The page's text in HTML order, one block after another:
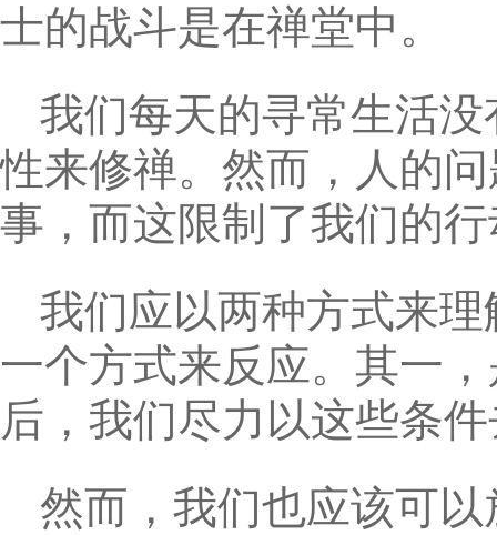
士的战斗是在禅堂中。
我们每天的寻常生活
性来修禅。然而，人的
事，而这限制了我们的
我们应以两种方式来
一个方式来反应。其一
后，我们尽力以这些条
然而，我们也应该可